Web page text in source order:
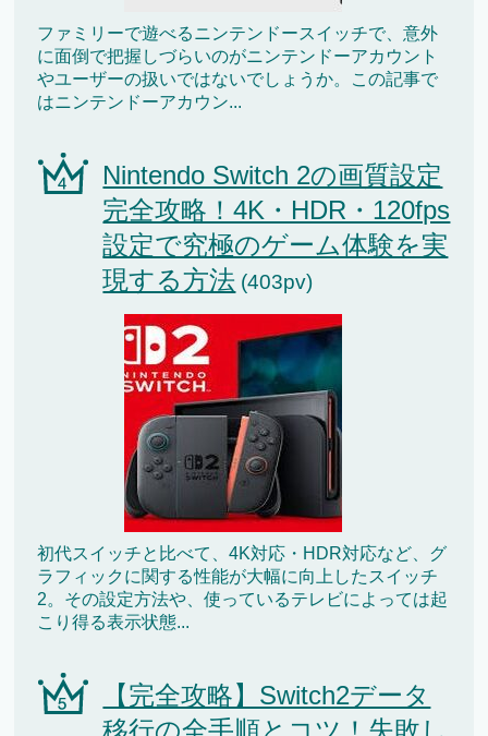
ファミリーで遊べるニンテンドースイッチで、意外
に面倒で把握しづらいのがニンテンドーアカウント
やユーザーの扱いではないでしょうか。この記事で
はニンテンドーアカウン...
Nintendo Switch 2の画質設定
完全攻略！4K・HDR・120fps
設定で究極のゲーム体験を実
現する方法 (403pv)
初代スイッチと比べて、4K対応・HDR対応など、グ
ラフィックに関する性能が大幅に向上したスイッチ
2。その設定方法や、使っているテレビによっては起
こり得る表示状態...
【完全攻略】Switch2データ
移行の全手順とコツ！失敗し